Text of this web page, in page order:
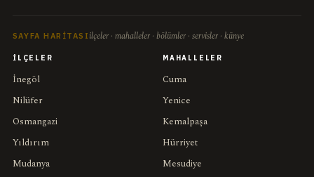
SAYFA HARITASI ilçeler · mahalleler · bölümler · servisler · künye
İLÇELER
İnegöl
Nilüfer
Osmangazi
Yıldırım
Mudanya
MAHALLELER
Cuma
Yenice
Kemalpaşa
Hürriyet
Mesudiye